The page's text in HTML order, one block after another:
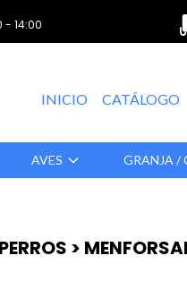
- 14:00
INICIO CATÁLOGO
AVES GRANJA /
PERROS >